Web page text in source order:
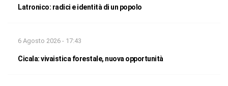
Latronico: radici e identità di un popolo
6 Agosto 2026 - 17:43
Cicala: vivaistica forestale, nuova opportunità